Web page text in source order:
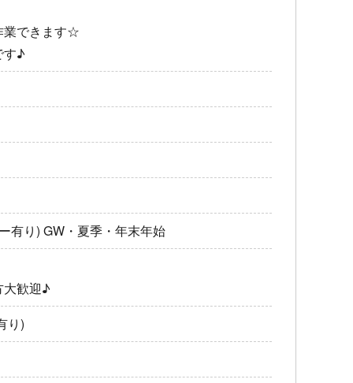
業できます☆
す♪
有り) GW・夏季・年末年始
大歓迎♪
り)